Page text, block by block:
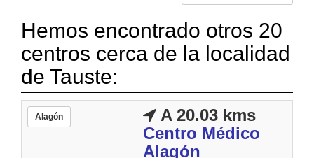
Hemos encontrado otros 20
centros cerca de la localidad
de Tauste:
Alagón
A 20.03 kms
Centro Médico
Alagón